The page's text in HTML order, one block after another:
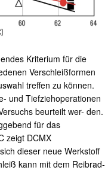
Kriterium für die
Verschleißformen
treffen zu können.
und Tiefziehoperationen
beurteilt wer- den.
für das
zeigt DCMX
dieser neue Werkstoff
kann mit dem Reibrad-